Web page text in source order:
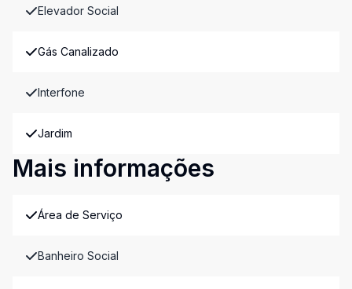
Elevador Social
Gás Canalizado
Interfone
Jardim
Mais informações
Área de Serviço
Banheiro Social